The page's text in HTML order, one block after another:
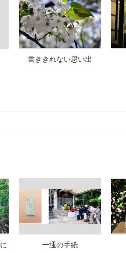
書ききれない思い出
一通の手紙